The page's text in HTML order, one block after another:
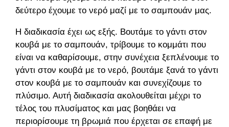
δεύτερο έχουμε το νερό μαζί με το σαμπουάν μας.
Η διαδικασία έχει ως εξής. Βουτάμε το γάντι στον
κουβά με το σαμπουάν, τρίβουμε το κομμάτι που
είναι να καθαρίσουμε, στην συνέχεια ξεπλένουμε το
γάντι στον κουβά με το νερό, βουτάμε ξανά το γάντι
στον κουβά με το σαμπουάν και συνεχίζουμε το
πλύσιμο. Αυτή διαδικασία ακολουθείται μέχρι το
τέλος του πλυσίματος και μας βοηθάει να
περιορίσουμε τη βρωμιά που έρχεται σε επαφή με